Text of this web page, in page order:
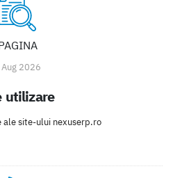
Aug 2026
utilizare
ale site-ului nexuserp.ro